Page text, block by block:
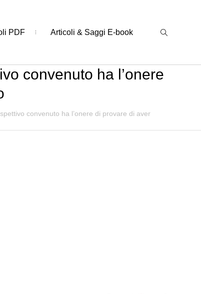
PDF Articoli & Saggi E-book
convenuto ha l’onere
convenuto ha l’onere di provare di aver